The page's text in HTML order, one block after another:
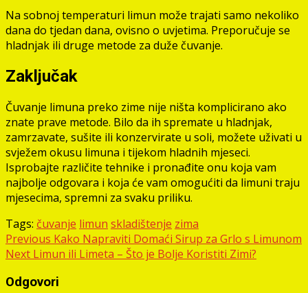
Na sobnoj temperaturi limun može trajati samo nekoliko
dana do tjedan dana, ovisno o uvjetima. Preporučuje se
hladnjak ili druge metode za duže čuvanje.
Zaključak
Čuvanje limuna preko zime nije ništa komplicirano ako
znate prave metode. Bilo da ih spremate u hladnjak,
zamrzavate, sušite ili konzervirate u soli, možete uživati u
svježem okusu limuna i tijekom hladnih mjeseci.
Isprobajte različite tehnike i pronađite onu koja vam
najbolje odgovara i koja će vam omogućiti da limuni traju
mjesecima, spremni za svaku priliku.
Tags: čuvanje limun skladištenje zima
Post
navigation
Previous Kako Napraviti Domaći Sirup za Grlo s Limunom
Next Limun ili Limeta – Što je Bolje Koristiti Zimi?
Odgovori